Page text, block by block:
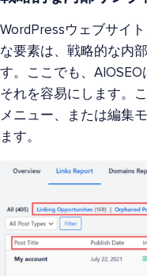
WordPressウェブサイ
な要素は、戦略的な内
す。ここでも、AIOSEO
それを容易にします。
メニュー、または編集
ます。